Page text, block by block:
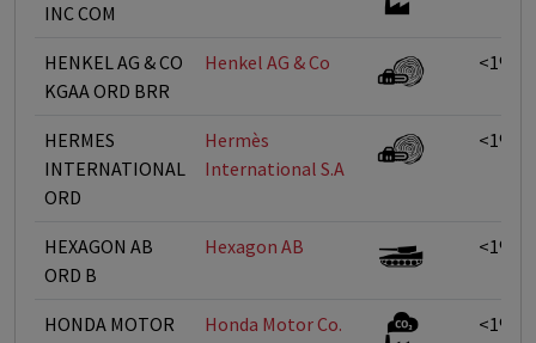
INC COM
HENKEL AG & CO
KGAA ORD BRR
Henkel AG & Co <1%
HERMES
INTERNATIONAL
ORD
Hermès
International S.A
<1%
HEXAGON AB
ORD B
Hexagon AB <1%
HONDA MOTOR
Honda Motor Co.
<1%